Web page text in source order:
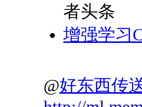
者头条
增强学习
@好东西传